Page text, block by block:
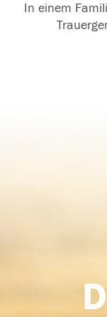
In einem